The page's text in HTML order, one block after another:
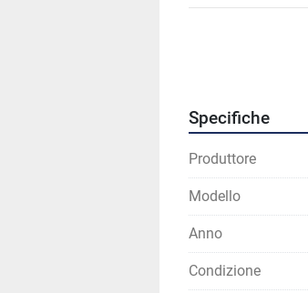
differenza
Con la battuta
✔ imposti la
✔ lavori più veloce
👉 meno tempo
Specifiche
Produttore
Modello
Anno
Condizione